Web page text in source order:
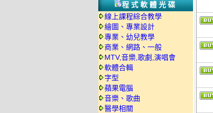
程式軟體光碟
線上課程綜合教學
繪圖、專業設計
專業、幼兒教學
商業、網路、一般
MTV,音樂,歌劇,演唱會
軟體合輯
字型
蘋果電腦
音樂、歌曲
醫學相關